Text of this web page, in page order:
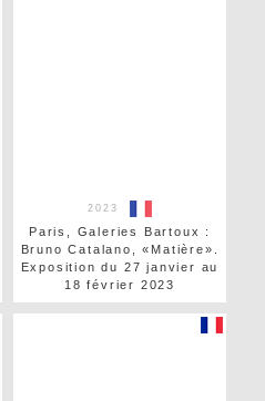
2023
Paris, Galeries Bartoux :
Bruno Catalano, «Matière».
Exposition du 27 janvier au
18 février 2023